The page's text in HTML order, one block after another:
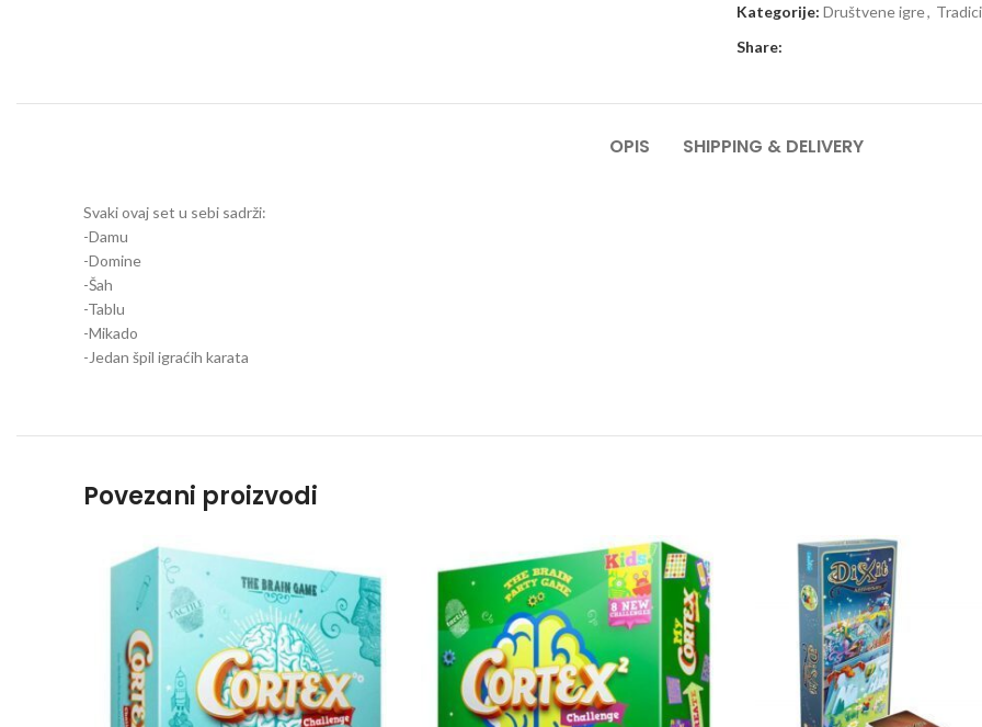
Kategorije: Društvene igre,
Share:
OPIS SHIPPING & DELIVERY
Svaki ovaj set u sebi sadrži:
-Damu
-Domine
-Šah
-Tablu
-Mikado
-Jedan špil igraćih karata
Povezani proizvodi